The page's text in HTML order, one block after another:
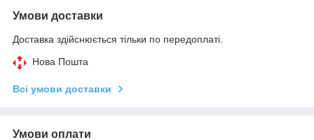
Умови доставки
Доставка здійснюється тільки по передоплаті.
Нова Пошта
Всі умови доставки
Умови оплати